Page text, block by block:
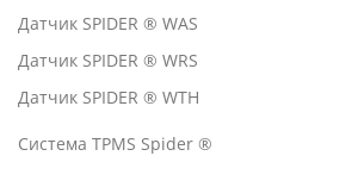
Датчик SPIDER ® WAS
Датчик SPIDER ® WRS
Датчик SPIDER ® WTH
Система TPMS Spider ®